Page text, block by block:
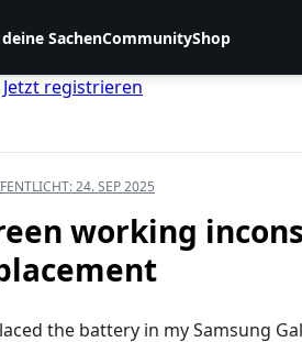
SachenCommunityShop
Jetzt registrieren
24. SEP 2025
working
the battery in my Samsung